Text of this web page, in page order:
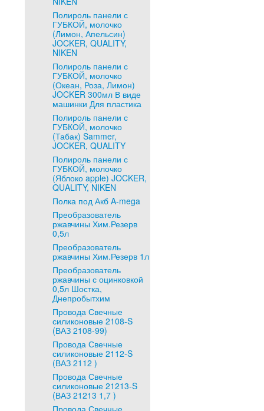
Полироль панели с
ГУБКОЙ, молочко
(Лимон, Апельсин)
JOCKER, QUALITY,
NIKEN
Полироль панели с
ГУБКОЙ, молочко
(Океан, Роза, Лимон)
JOCKER 300мл В виде
машинки Для пластика
Полироль панели с
ГУБКОЙ, молочко
(Табак) Sammer,
JOCKER, QUALITY
Полироль панели с
ГУБКОЙ, молочко
(Яблоко apple) JOCKER,
QUALITY, NIKEN
Полка под Акб A-mega
Преобразователь
ржавчины Хим.Резерв
0,5л
Преобразователь
ржавчины Хим.Резерв 1л
Преобразователь
ржавчины с оцинковкой
0,5л Шостка,
Днепробытхим
Провода Свечные
силиконовые 2108-S
(ВАЗ 2108-99)
Провода Свечные
силиконовые 2112-S
(ВАЗ 2112 )
Провода Свечные
силиконовые 21213-S
(ВАЗ 21213 1,7 )
Провода Свечные